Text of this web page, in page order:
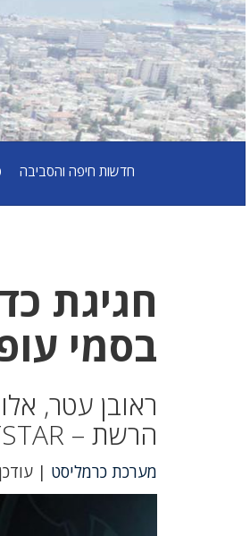
חדשות חיפה והסביבה
חגיגת
בסמי
ראובן עטר,
הרשת – GOATSTAR, מגיעים לחגיגת כדורגל באצטדיון "סמי עופר"
מערכת כרמליסט | עודכן: